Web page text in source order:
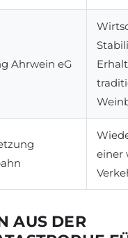
Ahrwein eG
Erhalt
einer
AUS DER